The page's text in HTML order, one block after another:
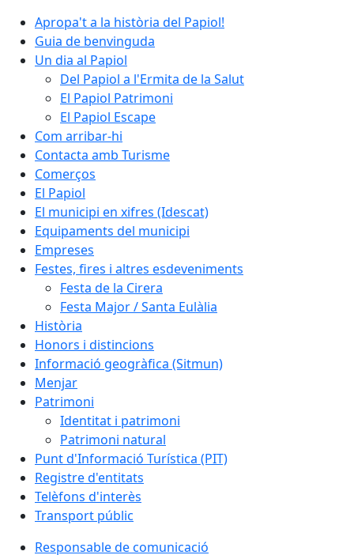
Apropa't a la història del Papiol!
Guia de benvinguda
Un dia al Papiol
Del Papiol a l'Ermita de la Salut
El Papiol Patrimoni
El Papiol Escape
Com arribar-hi
Contacta amb Turisme
Comerços
El Papiol
El municipi en xifres (Idescat)
Equipaments del municipi
Empreses
Festes, fires i altres esdeveniments
Festa de la Cirera
Festa Major / Santa Eulàlia
Història
Honors i distincions
Informació geogràfica (Sitmun)
Menjar
Patrimoni
Identitat i patrimoni
Patrimoni natural
Punt d'Informació Turística (PIT)
Registre d'entitats
Telèfons d'interès
Transport públic
Responsable de comunicació